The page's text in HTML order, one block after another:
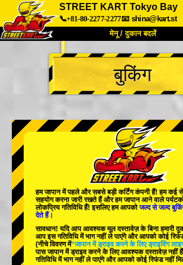
STREET KART Tokyo Bay
📞+81-80-2277-2277📧 shina@kart.st
मेनू / दुकान बदलें
TOP
हमारे बारे में विशेषताएँ
कंपनी
शाखा बदलें
टोक्यो अकीहबारा#2
टोक्यो शिबुया एनेक्स
टोक्यो असाकुसा
ओकिनावा
बुकिंग
हम जापान मेंपहलेऔरसबसे बड़ी कर्टिंग कंपनीहैं! हमकई
सहयोग करना जारी रखते हैं और हम जापान आने वाले
लोकप्रिय गतिविधिहैं! इसलिए हम आपकोजल्द से जल्द
देते हैं।
सावधान! यदि आप आवश्यक मूल दस्तावेज़ के बिना हमारी
आप इस गतिविधि में भाग नहीं ले पाएंगे और आपको कोई
(नीचे विवरण में“जापान में ड्राइव करने के लिए ड्राइविंग
पास जापान में ड्राइव करने के लिए आवश्यक दस्तावेज़ नहीं
गतिविधि में भाग नहीं ले पाएंगे और आपको कोई रिफंड नहीं